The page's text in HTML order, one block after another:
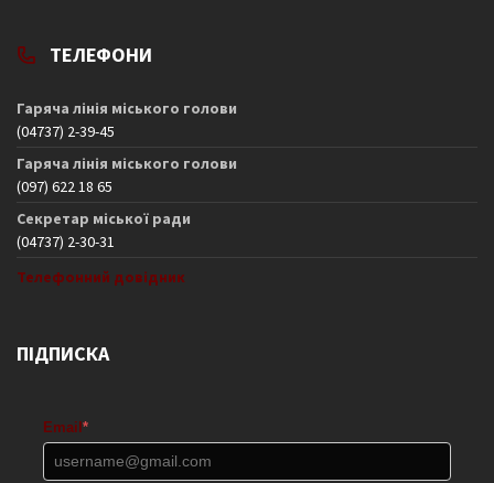
ТЕЛЕФОНИ
Гаряча лінія міського голови
(04737) 2-39-45
Гаряча лінія міського голови
(097) 622 18 65
Секретар міської ради
(04737) 2-30-31
Телефонний довідник
ПІДПИСКА
Email *